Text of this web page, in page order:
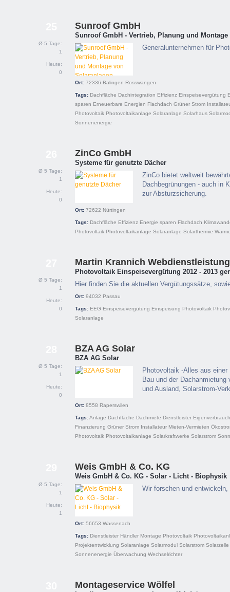
Ø 5 Tage:
1
Heute:
0
Sunroof GmbH
Sunroof GmbH - Vertrieb, Planung und
Generalunternehmen für
Ort: 72336 Balingen-Rosswangen
Tags: Dachfläche Dachintegration Effizienz Einspeisevergütung
sparen Erneuerbare Energien Flachdach Grüner Strom
Photovoltaik Photovoltaikanlage Solaranlage Solarhaus
Sonnenenergie
Ø 5 Tage:
1
Heute:
0
ZinCo GmbH
Systeme für genutzte Dächer
ZinCo bietet weltweit
Dachbegrünungen - auch in
zur Absturzsicherung.
Ort: 72622 Nürtingen
Tags: Dachfläche Effizienz Energie sparen Flachdach
Photovoltaik Photovoltaikanlage Solaranlage Solarthermie
Ø 5 Tage:
1
Heute:
0
Martin Krannich
Photovoltaik Einspeisevergütung 2012 - 2013
Hier finden Sie die aktuellen Vergütungssätze,
Ort: 94032 Passau
Tags: EEG Einspeisevergütung Einspeisung Photovoltaik
Solaranlage
Ø 5 Tage:
1
Heute:
0
BZA AG Solar
BZA AG Solar
Photovoltaik -Alles aus
Bau und der
und Ausland, Solarstrom-
Ort: 8558 Raperswilen
Tags:Anlage Dachfläche Dachmiete Dienstleister Eigenverbrauch
Finanzierung Grüner Strom Installateur Mieten-Vermieten
Photovoltaik Photovoltaikanlage Solarkraftwerke Solarstrom
Ø 5 Tage:
1
Heute:
1
Weis GmbH & Co. KG
Weis GmbH & Co. KG - Solar - Licht - Biophysik
Wir forschen und
Ort: 56653 Wassenach
Tags: Dienstleister Händler Montage Photovoltaik
Projektentwicklung Solaranlage Solarmodul Solarstrom Solarzelle
Sonnenenergie Überwachung Wechselrichter
Montageservice Wölfel